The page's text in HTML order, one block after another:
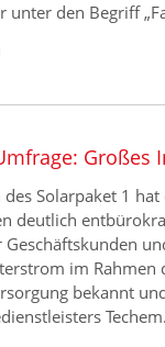
unter den Begriff
Großes
des Solarpaket 1
deutlich
Geschäftskunden
im Rahmen
bekannt
Techem.